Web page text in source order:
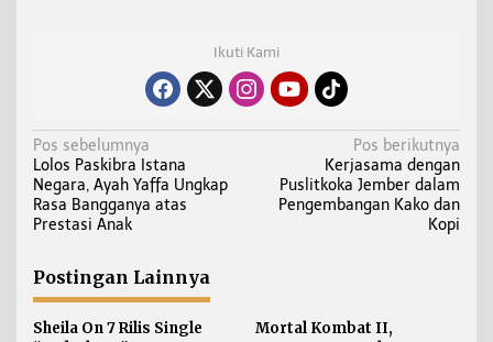
Ikuti Kami
N
a
v
i
a
s
i
Pos sebelumnya
Lolos Paskibra Istana
Negara, Ayah Yaffa Ungkap
Rasa Bangganya atas
Prestasi Anak
Pos berikutnya
Kerjasama dengan
Puslitkoka Jember dalam
Pengembangan Kako dan
Kopi
Postingan Lainnya
Sheila On 7 Rilis Single
Mortal Kombat II,